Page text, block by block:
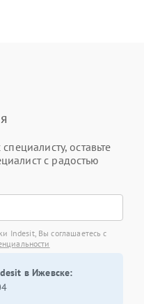
оставьте
с радостью
Indesit, Вы соглашаетесь с
в Ижевске: